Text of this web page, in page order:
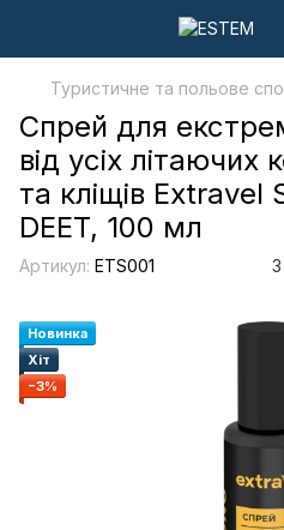
Туристичне та польове
Спрей для
від усіх літаючих
та кліщів Extravel
DEET, 100 мл
Артикул: ETS001 3
Новинка
Хіт
−3%